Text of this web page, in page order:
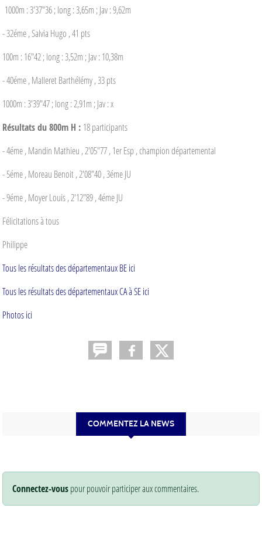
1000m : 3'37"36 ; long : 3,65m ; Jav : 9,62m
- 32éme , Salvia Hugo , 41 pts
100m : 16"42 ; long : 3,52m ; Jav : 10,38m
- 40éme , Malleret Barthélémy , 33 pts
1000m : 3'39"47 ; long : 2,91m ; Jav : x
Résultats du 800m H : 18 participants
- 4éme , Mandin Mathieu , 2'05"77 , 1er Esp , champion départemental
- 5éme , Moreau Benoit , 2'08"40 , 3éme JU
- 9éme , Moyer Louis , 2'12"89 , 4éme JU
Félicitations à tous
Philippe
Tous les résultats des départementaux BE ici
Tous les résultats des départementaux CA à SE ici
Photos ici
COMMENTEZ LA NEWS
Connectez-vouspour pouvoir participer aux commentaires.